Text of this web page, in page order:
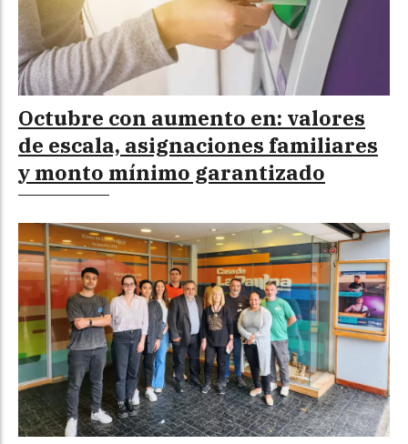
Octubre con aumento en: valores
de escala, asignaciones familiares
y monto mínimo garantizado